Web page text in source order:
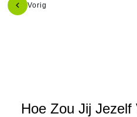
Vorig
Hoe Zou Jij Jezelf